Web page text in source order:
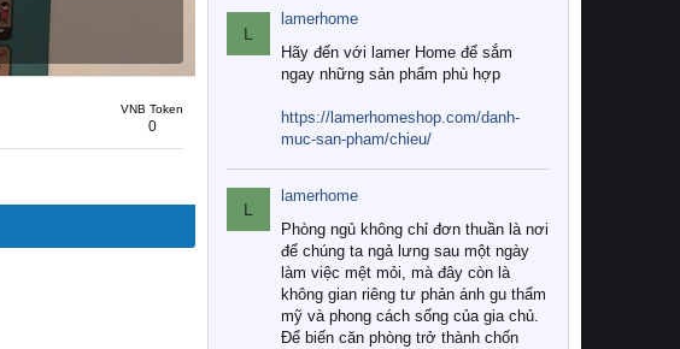
VNB Token
0
L
lamerhome
Hãy đến với lamer Home để sắm
ngay những sản phẩm phù hợp
https://lamerhomeshop.com/danh-
muc-san-pham/chieu/
L
lamerhome
Phòng ngủ không chỉ đơn thuần là nơi
để chúng ta ngả lưng sau một ngày
làm việc mệt mỏi, mà đây còn là
không gian riêng tư phản ánh gu thẩm
mỹ và phong cách sống của gia chủ.
Để biến căn phòng trở thành chốn